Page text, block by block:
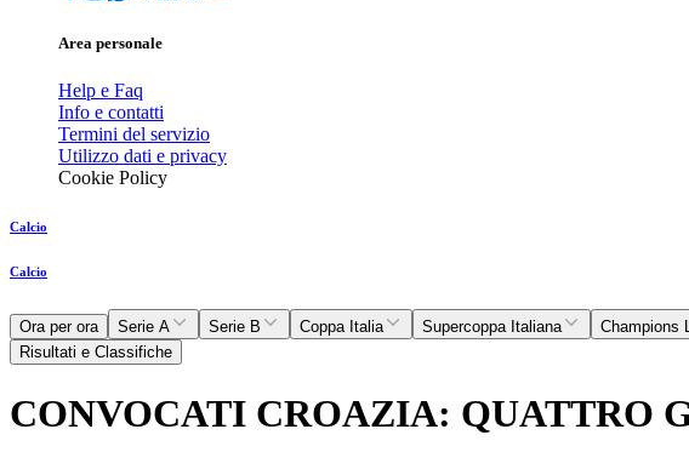
Area personale
Help e Faq
Info e contatti
Termini del servizio
Utilizzo dati e privacy
Cookie Policy
Calcio
Calcio
Ora per ora Serie A Serie B Coppa Italia Supercoppa Italiana Champions
Risultati e Classifiche
CONVOCATI CROAZIA: QUATTRO